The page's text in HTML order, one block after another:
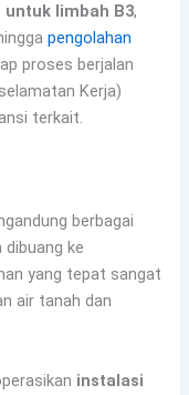
untuk limbah B3,
pengolahan
proses berjalan
Kerja)
terkait.
berbagai
ke
yang tepat sangat
air tanah dan
instalasi